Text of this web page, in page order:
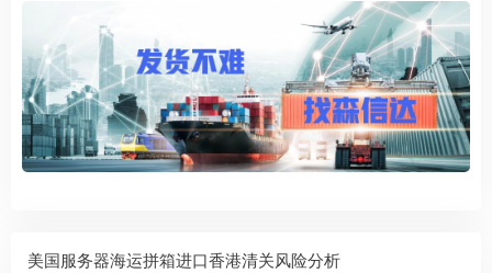
美国服务器海运拼箱进口香港清关风险分析